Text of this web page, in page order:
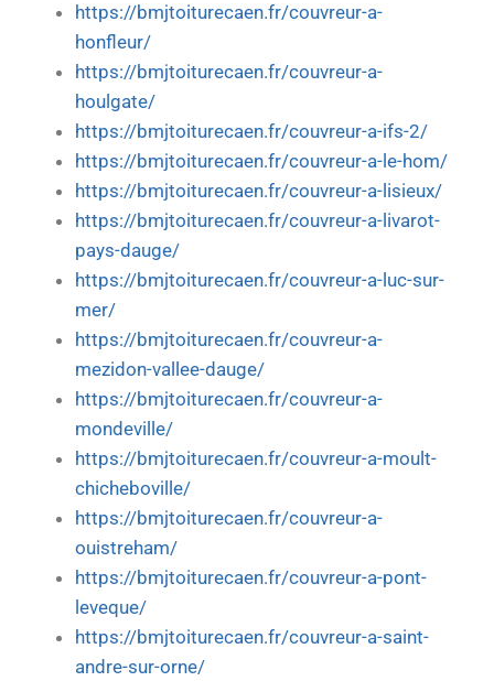
https://bmjtoiturecaen.fr/couvreur-a-
honfleur/
https://bmjtoiturecaen.fr/couvreur-a-
houlgate/
https://bmjtoiturecaen.fr/couvreur-a-ifs-2/
https://bmjtoiturecaen.fr/couvreur-a-le-hom/
https://bmjtoiturecaen.fr/couvreur-a-lisieux/
https://bmjtoiturecaen.fr/couvreur-a-livarot-
pays-dauge/
https://bmjtoiturecaen.fr/couvreur-a-luc-sur-
mer/
https://bmjtoiturecaen.fr/couvreur-a-
mezidon-vallee-dauge/
https://bmjtoiturecaen.fr/couvreur-a-
mondeville/
https://bmjtoiturecaen.fr/couvreur-a-moult-
chicheboville/
https://bmjtoiturecaen.fr/couvreur-a-
ouistreham/
https://bmjtoiturecaen.fr/couvreur-a-pont-
leveque/
https://bmjtoiturecaen.fr/couvreur-a-saint-
andre-sur-orne/